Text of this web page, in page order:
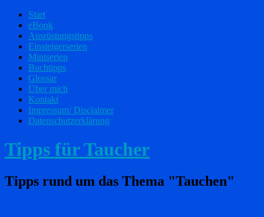
Start
eBook
Ausrüstungstipps
Einsteigerserien
Miniserien
Buchtipps
Glossar
Über mich
Kontakt
Impressum/ Disclaimer
Datenschutzerklärung
Tipps für Taucher
Tipps rund um das Thema "Tauchen"